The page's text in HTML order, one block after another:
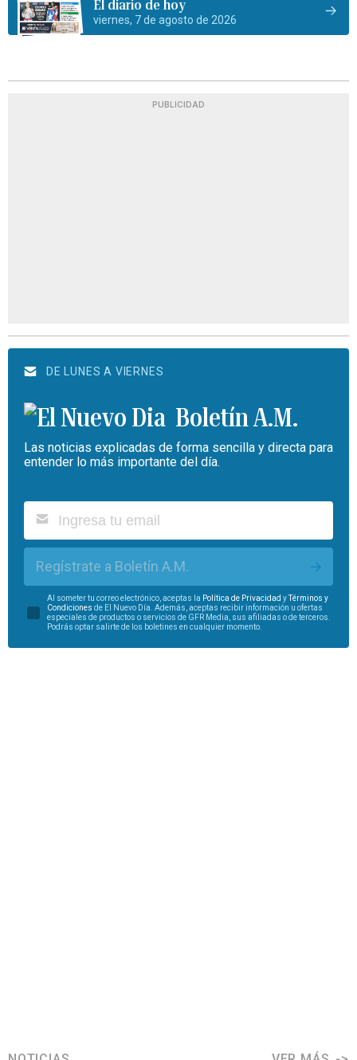
El diario de hoy
viernes, 7 de agosto de 2026
PUBLICIDAD
DE LUNES A VIERNES
Boletín A.M.
Las noticias explicadas de forma sencilla y directa para
entender lo más importante del día.
Regístrate a Boletín A.M.
Al someter tu correo electrónico, aceptas la Política de Privacidad yTérminos y
Condiciones de El Nuevo Día. Además, aceptas recibir información u ofertas
especiales de productos o servicios de GFR Media, sus afiliadas o de terceros.
Podrás optar salirte de los boletines en cualquier momento.